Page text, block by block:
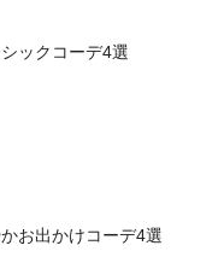
ックコーデ4選
お出かけコーデ4選